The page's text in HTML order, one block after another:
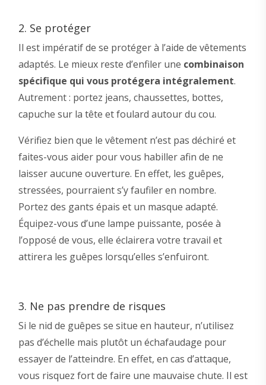
2. Se protéger
Il est impératif de se protéger à l’aide de vêtements
adaptés. Le mieux reste d’enfiler une combinaison
spécifique qui vous protégera intégralement.
Autrement : portez jeans, chaussettes, bottes,
capuche sur la tête et foulard autour du cou.
Vérifiez bien que le vêtement n’est pas déchiré et
faites-vous aider pour vous habiller afin de ne
laisser aucune ouverture. En effet, les guêpes,
stressées, pourraient s’y faufiler en nombre.
Portez des gants épais et un masque adapté.
Équipez-vous d’une lampe puissante, posée à
l’opposé de vous, elle éclairera votre travail et
attirera les guêpes lorsqu’elles s’enfuiront.
3. Ne pas prendre de risques
Si le nid de guêpes se situe en hauteur, n’utilisez
pas d’échelle mais plutôt un échafaudage pour
essayer de l’atteindre. En effet, en cas d’attaque,
vous risquez fort de faire une mauvaise chute. Il est